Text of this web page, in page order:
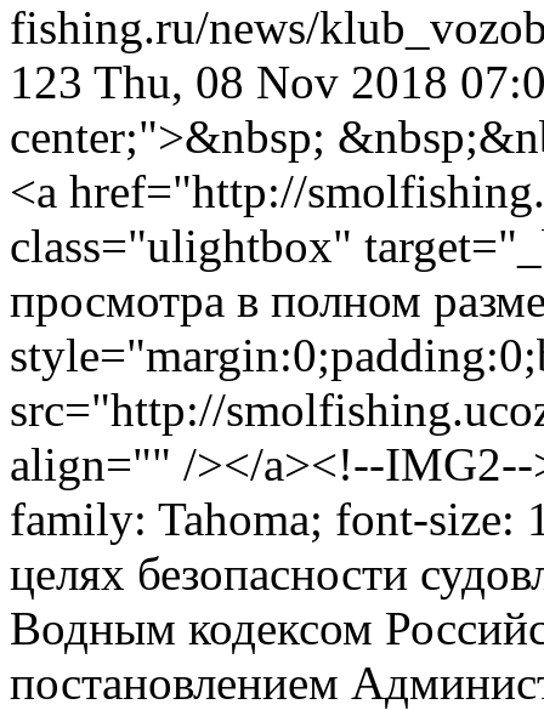
fishing.ru/news/
123 Thu, 08 Nov 2018
center;">&nbsp;
<a href="http://
class="ulightbox"
просмотра в полном
src="http://
align="" /></a><!--IMG2--
family: Tahoma; font-
целях безопасности
Водным кодексом
постановлением